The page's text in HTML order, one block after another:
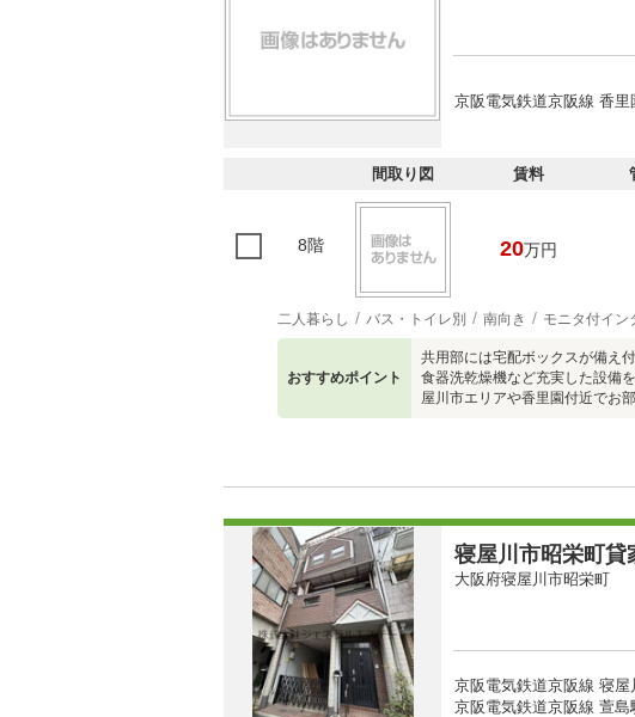
京阪電気鉄道京阪線 香里
間取り図 賃料
8階 20万円
二人暮らし バス・トイレ別 南向き モニタ付イン
おすすめポイント
共用部には宅配ボックスが備え
食器洗乾燥機など充実した設備
屋川市エリアや香里園付近でお
寝屋川市昭栄町貸
大阪府寝屋川市昭栄町
京阪電気鉄道京阪線 寝屋
京阪電気鉄道京阪線 萱島